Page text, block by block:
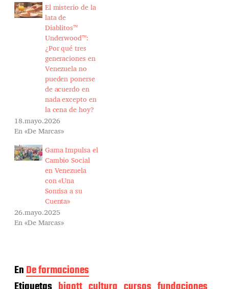
El misterio de la
lata de
Diablitos™
Underwood™:
¿Por qué tres
generaciones en
Venezuela no
pueden ponerse
de acuerdo en
nada excepto en
la cena de hoy?
18.mayo.2026
En «De Marcas»
Gama Impulsa el
Cambio Social
en Venezuela
con «Una
Sonrisa a su
Cuenta»
26.mayo.2025
En «De Marcas»
EnDe formaciones